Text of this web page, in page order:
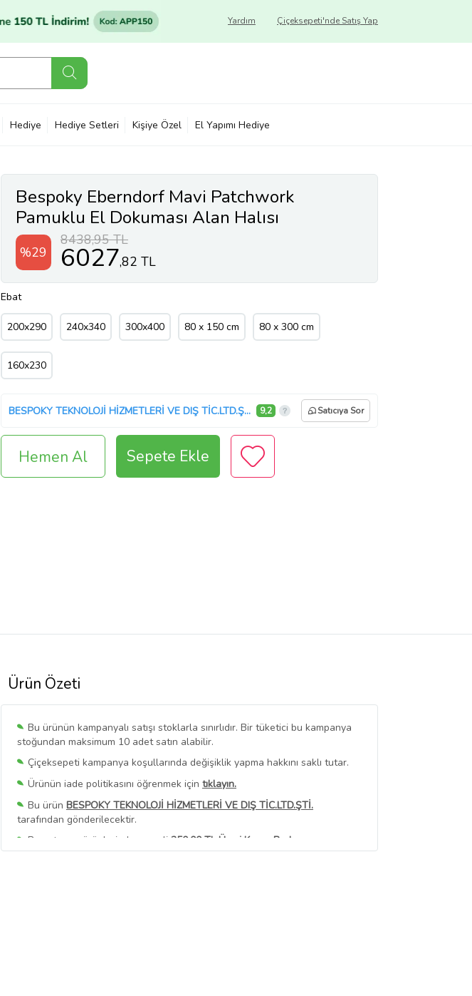
Çiçeksepeti'nde Satış Yap
Yardım
Hediye Hediye Setleri Kişiye Özel El Yapımı Hediye
Bespoky Eberndorf Mavi Patchwork
Pamuklu El Dokuması Alan Halısı
%29
8438,95 TL
6027,82 TL
Ebat
200x290 240x340 300x400 80 x 150 cm 80 x 300 cm
160x230
BESPOKY TEKNOLOJİ HİZMETLERİ VE DIŞ TİC.LTD.ŞTİ. 9,2 Satıcıya Sor
Hemen Al Sepete Ekle
Ürün Özeti
Bu ürünün kampanyalı satışı stoklarla sınırlıdır. Bir tüketici bu kampanya
stoğundan maksimum 10 adet satın alabilir.
Çiçeksepeti kampanya koşullarında değişiklik yapma hakkını saklı tutar.
Ürünün iade politikasını öğrenmek için tıklayın.
Bu ürün BESPOKY TEKNOLOJİ HİZMETLERİ VE DIŞ TİC.LTD.ŞTİ.
tarafından gönderilecektir.
Bu satıcının ürünlerinde geçerli 350,00 TL Üzeri Kargo Bedava